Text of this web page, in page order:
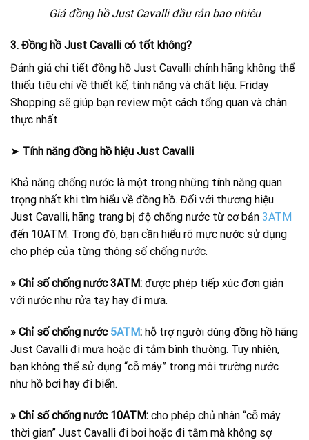
Giá đồng hồ Just Cavalli đầu rắn bao nhiêu
3. Đồng hồ Just Cavalli có tốt không?
Đánh giá chi tiết đồng hồ Just Cavalli chính hãng không thể
thiếu tiêu chí về thiết kế, tính năng và chất liệu. Friday
Shopping sẽ giúp bạn review một cách tổng quan và chân
thực nhất.
➤ Tính năng đồng hồ hiệu Just Cavalli
Khả năng chống nước là một trong những tính năng quan
trọng nhất khi tìm hiểu về đồng hồ. Đối với thương hiệu
Just Cavalli, hãng trang bị độ chống nước từ cơ bản 3ATM
đến 10ATM. Trong đó, bạn cần hiểu rõ mực nước sử dụng
cho phép của từng thông số chống nước.
» Chỉ số chống nước 3ATM: được phép tiếp xúc đơn giản
với nước như rửa tay hay đi mưa.
» Chỉ số chống nước 5ATM: hỗ trợ người dùng đồng hồ hãng
Just Cavalli đi mưa hoặc đi tắm bình thường. Tuy nhiên,
bạn không thể sử dụng “cỗ máy” trong môi trường nước
như hồ bơi hay đi biển.
» Chỉ số chống nước 10ATM: cho phép chủ nhân “cỗ máy
thời gian” Just Cavalli đi bơi hoặc đi tắm mà không sợ